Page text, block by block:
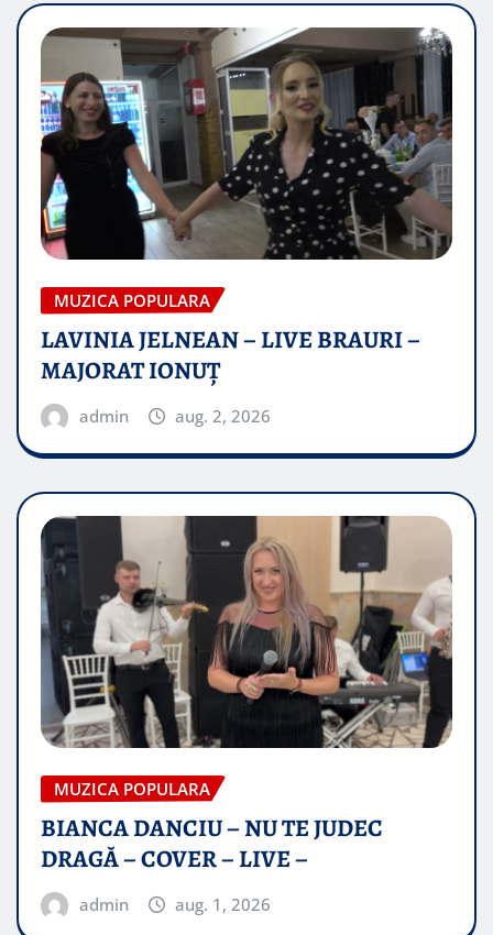
MUZICA POPULARA
LAVINIA JELNEAN – LIVE BRAURI –
MAJORAT IONUŢ
admin aug. 2, 2026
MUZICA POPULARA
BIANCA DANCIU – NU TE JUDEC
DRAGĂ – COVER – LIVE –
admin aug. 1, 2026